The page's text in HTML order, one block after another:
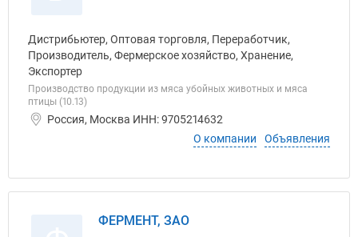
Дистрибьютер, Оптовая торговля, Переработчик,
Производитель, Фермерское хозяйство, Хранение,
Экспортер
Производство продукции из мяса убойных животных и мяса
птицы (10.13)
Россия, Москва ИНН: 9705214632
О компании
Объявления
ФЕРМЕНТ, ЗАО